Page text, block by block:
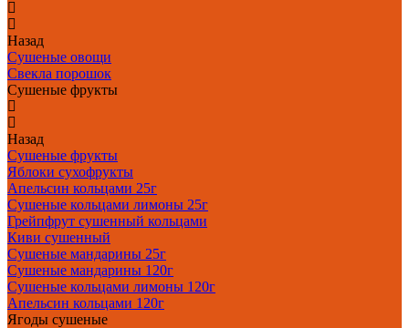
Назад
Сушеные овощи
Свекла порошок
Сушеные фрукты
Назад
Сушеные фрукты
Яблоки сухофрукты
Апельсин кольцами 25г
Сушеные кольцами лимоны 25г
Грейпфрут сушенный кольцами
Киви сушенный
Сушеные мандарины 25г
Сушеные мандарины 120г
Сушеные кольцами лимоны 120г
Апельсин кольцами 120г
Ягоды сушеные